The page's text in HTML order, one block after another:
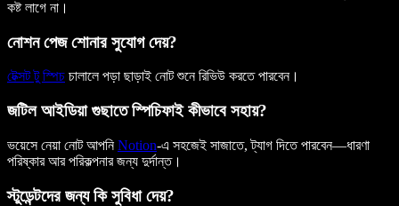
কষ্ট লাগে না।
নোশন পেজ শোনার সুযোগ দেয়?
টেক্সট টু স্পিচ চালালে পড়া ছাড়াই নোট শুনে রিভিউ করতে পারবেন।
জটিল আইডিয়া গুছাতে স্পিচিফাই কীভাবে সহায়?
ভয়েসে নেয়া নোট আপনিNotion-এ সহজেই সাজাতে, ট্যাগ দিতে পারবেন—ধারণা
পরিষ্কার আর পরিকল্পনার জন্য দুর্দান্ত।
স্টুডেন্টদের জন্য কি সুবিধা দেয়?